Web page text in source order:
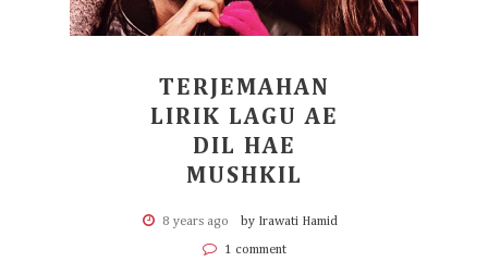
TERJEMAHAN
LIRIK LAGU AE
DIL HAE
MUSHKIL
8 years ago by Irawati Hamid
1 comment